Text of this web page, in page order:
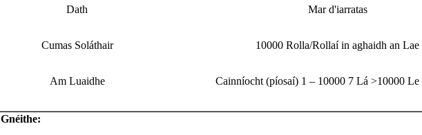
Dath Mar d'iarratas
Cumas Soláthair 10000 Rolla/Rollaí in aghaidh an Lae
Am Luaidhe Cainníocht (píosaí) 1 – 10000 7 Lá >10000
Gnéithe: